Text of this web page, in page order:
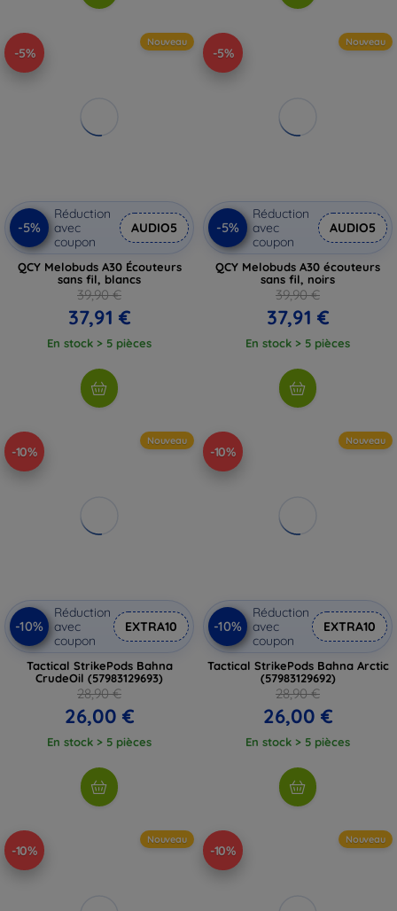
-5%
Nouveau
-5%
Réduction
avec
coupon
AUDIO5
QCY Melobuds A30 Écouteurs
sans fil, blancs
39,90 €
37,91 €
En stock > 5 pièces
-5%
Nouveau
-5%
Réduction
avec
coupon
AUDIO5
QCY Melobuds A30 écouteurs
sans fil, noirs
39,90 €
37,91 €
En stock > 5 pièces
-10%
Nouveau
-10%
Réduction
avec
coupon
EXTRA10
Tactical StrikePods Bahna
CrudeOil (57983129693)
28,90 €
26,00 €
En stock > 5 pièces
-10%
Nouveau
-10%
Réduction
avec
coupon
EXTRA10
Tactical StrikePods Bahna Arctic
(57983129692)
28,90 €
26,00 €
En stock > 5 pièces
-10%
Nouveau
-10%
Nouveau